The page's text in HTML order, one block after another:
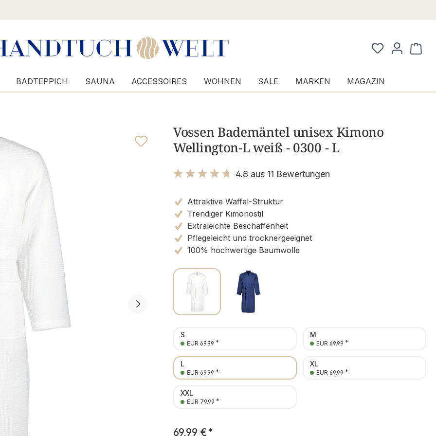
BADTEPPICH SAUNA ACCESSOIRES WOHNEN SALE MARKEN MAGAZIN
Vossen Bademäntel unisex Kimono
Wellington-L weiß - 0300 - L
4.8 aus 11 Bewertungen
Attraktive Waffel-Struktur
Trendiger Kimonostil
Extraleichte Beschaffenheit
Pflegeleicht und trocknergeeignet
100% hochwertige Baumwolle
S
EUR 69.99 *
M
EUR 69.99 *
L
EUR 69.99 *
XL
EUR 69.99 *
XXL
EUR 79.99 *
69,99 € *